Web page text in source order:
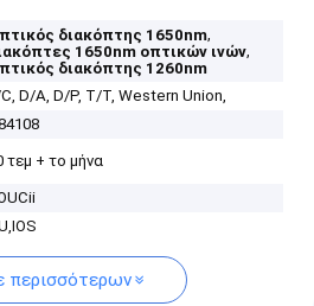
διακόπτης 1650nm,
1650nm οπτικών ινών,
διακόπτης 1260nm
D/A, D/P, T/T, Western Union,
τεμ + το μήνα
περισσότερων